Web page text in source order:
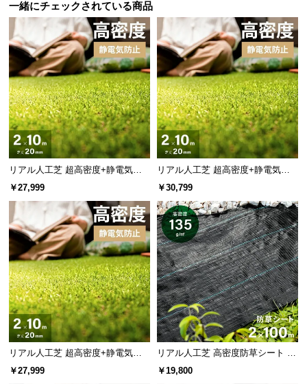
一緒にチェックされている商品
リアル人工芝 超高密度+静電気防
止 極細タイプ 芝丈20mm 2×10m
￥27,999
リアル人工芝 超高密度+静電気防
止 極細タイプ 芝丈20mm 2×10m
防草シート付
￥30,799
リアル人工芝 超高密度+静電気防
止 高耐久タイプ・質感を追求 芝丈
￥27,999
リアル人工芝 高密度防草シート 2×
100m
￥19,800